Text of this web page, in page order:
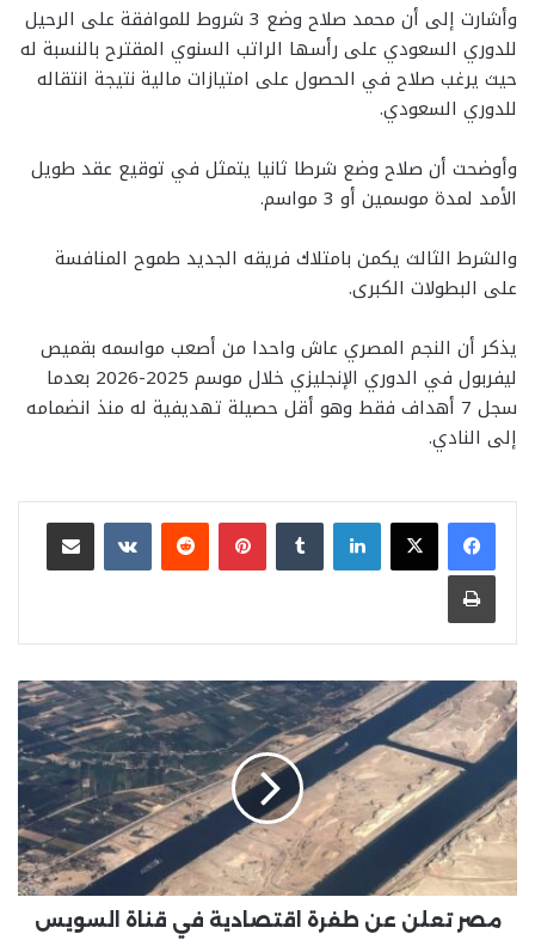
وأشارت إلى أن محمد صلاح وضع 3 شروط للموافقة على الرحيل
للدوري السعودي على رأسها الراتب السنوي المقترح بالنسبة له
حيث يرغب صلاح في الحصول على امتيازات مالية نتيجة انتقاله
للدوري السعودي.
وأوضحت أن صلاح وضع شرطا ثانيا يتمثل في توقيع عقد طويل
الأمد لمدة موسمين أو 3 مواسم.
والشرط الثالث يكمن بامتلاك فريقه الجديد طموح المنافسة
على البطولات الكبرى.
يذكر أن النجم المصري عاش واحدا من أصعب مواسمه بقميص
ليفربول في الدوري الإنجليزي خلال موسم 2025-2026 بعدما
سجل 7 أهداف فقط وهو أقل حصيلة تهديفية له منذ انضمامه
إلى النادي.
لينكدإن بينتيريست
مشاركة عبر البريد
طباعة
مصر
تعلن
عن
طفرة
اقتصادية
في
قناة
السويس
مصر تعلن عن طفرة اقتصادية في قناة السويس